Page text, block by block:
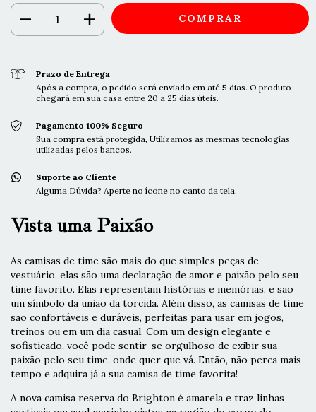
Prazo de Entrega
Após a compra, o pedido será enviado em até 5 dias. O produto
chegará em sua casa entre 20 a 25 dias úteis.
Pagamento 100% Seguro
Sua compra está protegida, Utilizamos as mesmas tecnologias
utilizadas pelos bancos.
Suporte ao Cliente
Alguma Dúvida? Aperte no ícone no canto da tela.
Vista uma Paixão
As camisas de time são mais do que simples peças de
vestuário, elas são uma declaração de amor e paixão pelo seu
time favorito. Elas representam histórias e memórias, e são
um símbolo da união da torcida. Além disso, as camisas de time
são confortáveis e duráveis, perfeitas para usar em jogos,
treinos ou em um dia casual. Com um design elegante e
sofisticado, você pode sentir-se orgulhoso de exibir sua
paixão pelo seu time, onde quer que vá. Então, não perca mais
tempo e adquira já a sua camisa de time favorita!
A nova camisa reserva do Brighton é amarela e traz linhas